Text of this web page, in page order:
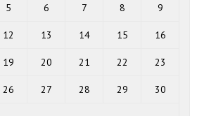
5 6 7 8 9
12 13 14 15 16
19 20 21 22 23
26 27 28 29 30